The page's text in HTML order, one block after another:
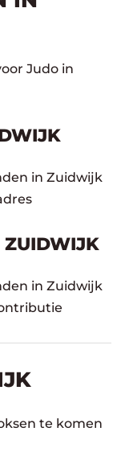
Judo in
in Zuidwijk
ZUIDWIJK
in Zuidwijk
te komen